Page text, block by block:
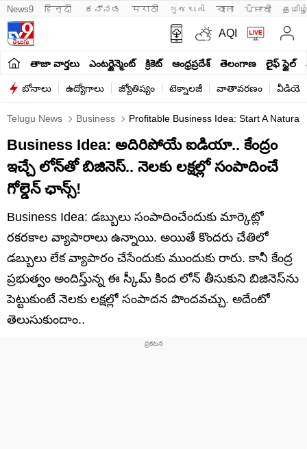
News9 हिन्दी ಕನ್ನಡ मराठी ગુજરાતી বাংলা ਪੰਜਾਬੀ
AQI
తాజా వార్తలు ఎంటర్టైన్మెంట్ క్రికెట్ ఆంధ్రప్రదేశ్ తెలంగాణ లైఫ్ స్టైల్
బోనాలు ఉద్యోగాలు జ్యోతిష్యం టెక్నాలజీ వాతావరణం
Telugu News Business Profitable Business Idea: Start A
Business Idea: అదిరిపోయే ఐడియా.. కేంద్రం
ఇచ్చే లోన్‌తో బిజినెస్‌.. నెలకు లక్షల్లో సంపాదించే
గోల్డెన్ ఛాన్స్!
Business Idea: డబ్బులు సంపాదించేందుకు మార్కెట్లో
రకరకాల వ్యాపారాలు ఉన్నాయి. అయితే కొందరు చేతిలో
డబ్బులు లేక వ్యాపారం చేసేందుకు ముందుకు రారు. కానీ కేంద్ర
ప్రభుత్వం అందిస్తు్న్న ఈ స్కీమ్‌ కింద లోన్‌ తీసుకుని బిజినెస్‌ను
పెట్టుకుంటే నెలకు లక్షల్లో సంపాదన పొందవచ్చు. అదేంటో
తెలుసుకుందాం..